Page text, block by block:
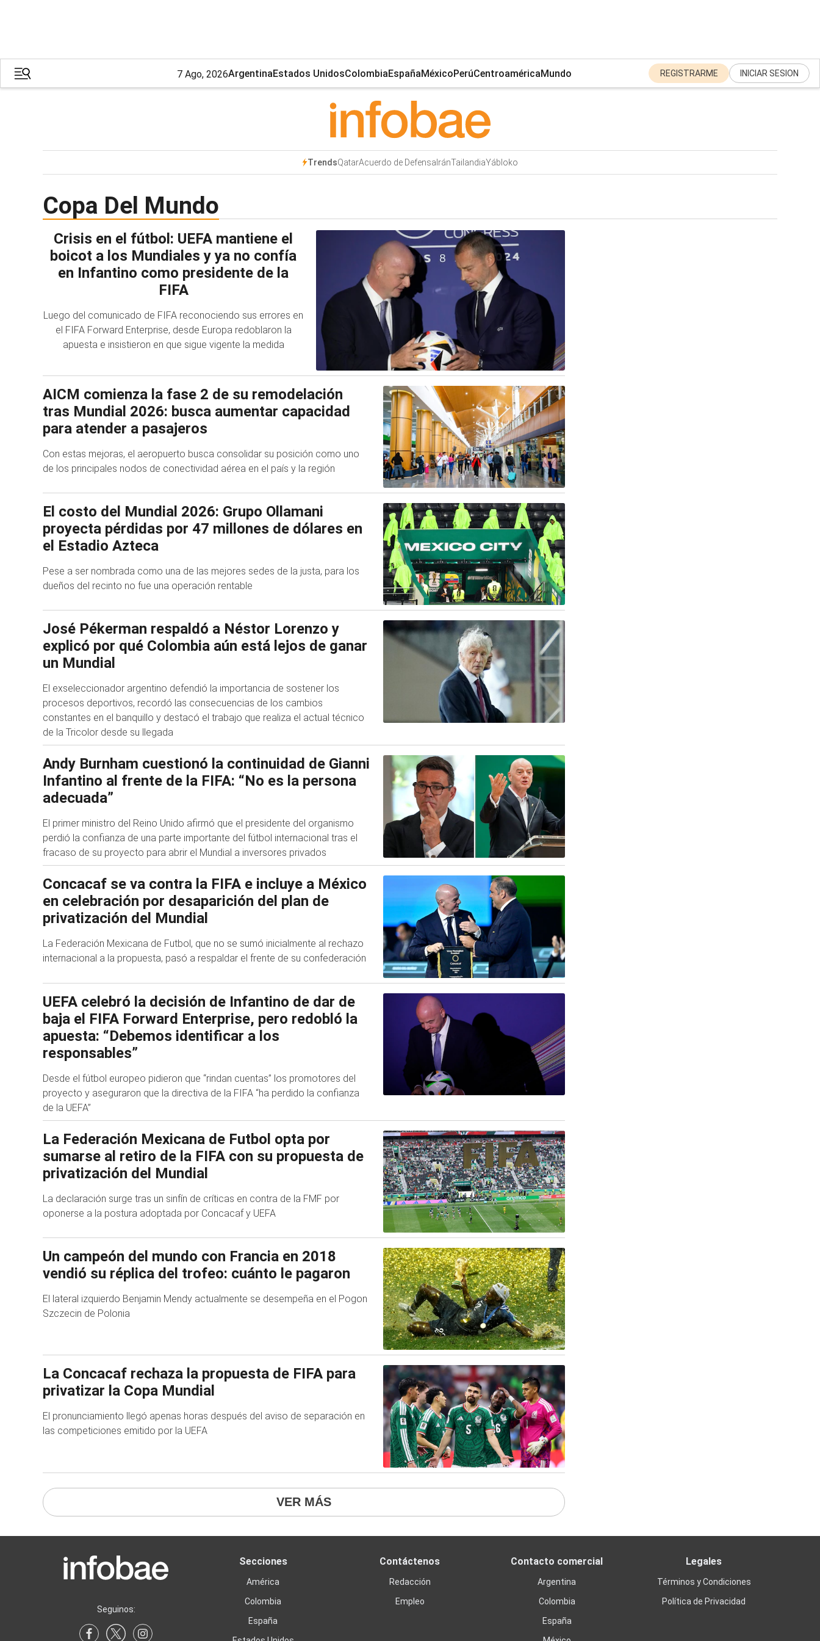
7 Ago, 2026ArgentinaEstados UnidosColombiaEspañaMéxicoPerúCentroaméricaMundo REGISTRARME INICIAR SESION
TrendsQatarAcuerdo de DefensaIránTailandiaYábloko
Copa Del Mundo
Crisis en el fútbol: UEFA mantiene el
boicot a los Mundiales y ya no confía
en Infantino como presidente de la
FIFA
Luego del comunicado de FIFA reconociendo sus errores en
el FIFA Forward Enterprise, desde Europa redoblaron la
apuesta e insistieron en que sigue vigente la medida
AICM comienza la fase 2 de su remodelación
tras Mundial 2026: busca aumentar capacidad
para atender a pasajeros
Con estas mejoras, el aeropuerto busca consolidar su posición como uno
de los principales nodos de conectividad aérea en el país y la región
El costo del Mundial 2026: Grupo Ollamani
proyecta pérdidas por 47 millones de dólares en
el Estadio Azteca
Pese a ser nombrada como una de las mejores sedes de la justa, para los
dueños del recinto no fue una operación rentable
José Pékerman respaldó a Néstor Lorenzo y
explicó por qué Colombia aún está lejos de ganar
un Mundial
El exseleccionador argentino defendió la importancia de sostener los
procesos deportivos, recordó las consecuencias de los cambios
constantes en el banquillo y destacó el trabajo que realiza el actual técnico
de la Tricolor desde su llegada
Andy Burnham cuestionó la continuidad de Gianni
Infantino al frente de la FIFA: “No es la persona
adecuada”
El primer ministro del Reino Unido afirmó que el presidente del organismo
perdió la confianza de una parte importante del fútbol internacional tras el
fracaso de su proyecto para abrir el Mundial a inversores privados
Concacaf se va contra la FIFA e incluye a México
en celebración por desaparición del plan de
privatización del Mundial
La Federación Mexicana de Futbol, que no se sumó inicialmente al rechazo
internacional a la propuesta, pasó a respaldar el frente de su confederación
UEFA celebró la decisión de Infantino de dar de
baja el FIFA Forward Enterprise, pero redobló la
apuesta: “Debemos identificar a los
responsables”
Desde el fútbol europeo pidieron que “rindan cuentas” los promotores del
proyecto y aseguraron que la directiva de la FIFA “ha perdido la confianza
de la UEFA”
La Federación Mexicana de Futbol opta por
sumarse al retiro de la FIFA con su propuesta de
privatización del Mundial
La declaración surge tras un sinfín de críticas en contra de la FMF por
oponerse a la postura adoptada por Concacaf y UEFA
Un campeón del mundo con Francia en 2018
vendió su réplica del trofeo: cuánto le pagaron
El lateral izquierdo Benjamin Mendy actualmente se desempeña en el Pogon
Szczecin de Polonia
La Concacaf rechaza la propuesta de FIFA para
privatizar la Copa Mundial
El pronunciamiento llegó apenas horas después del aviso de separación en
las competiciones emitido por la UEFA
VER MÁS
Seguinos:
Secciones
América
Colombia
España
Contáctenos
Redacción
Empleo
Contacto comercial
Argentina
Colombia
España
Legales
Términos y Condiciones
Política de Privacidad